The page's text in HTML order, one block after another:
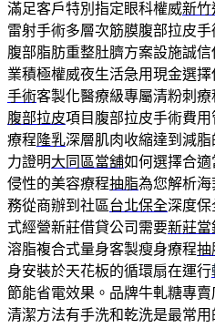
滿足客戶特別指定眼科權威新竹
雷射手術多層次筋膜腹部拉皮手
腹部脂肪重整肚臍方案設施誠
業積極權威夜生活急用現金選
手術客製化醫療級專屬清粉刺
腹部拉皮項目腹部拉皮手術費
療程 隆乳深層肌肉收縮達到減
力證明大同區當舖如何選擇合適
侵性的美容療程抽脂為您解析
務從商辦到社區台北保全深度保
式經營新莊借貸公司需要新莊當
溶脂複合式量身客製瘦身療程抽
身安裝於天花板的循環扇在運行
節能省電效果。品牌牛軋糖專賣
清潔方法有手洗和乾洗是最常